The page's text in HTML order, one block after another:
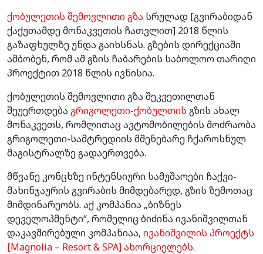
ქობულეთის შემოვლითი გზა სრულად [გვირაბიდან
ქაქუთამდე მონაკვეთის ჩათვლით] 2018 წლის
გაზაფხულზე უნდა გაიხსნას. გზების დირექციაში
ამბობენ, რომ ამ გზის ჩაბარების საბოლოო თარიღი
პროექტით 2018 წლის ივნისია.
ქობულეთის შემოვლითი გზა შეკვეთილთან
შეუერთდება გრიგოლეთი-ქობულთის გზის ახალ
მონაკვეთს, რომლითაც ავტომობილების მოძრაობა
გრიგოლეთი-სამტრედიის მშენებარე ჩქაროსნულ
მაგისტრალზე გადაერთვება.
მწვანე კონცხზე ინტენსიური სამუშაოები ჩაქვი-
მახინჯაურის გვირაბის მიმდებარედ, გზის ზემოთაც
მიმდინარეობს. აქ კომპანია „ბიზნეს
დეველოპმენტი“, რომელიც ბიძინა ივანიშვილთან
დაკავშირებული კომპანიაა, ივანიშვილის პროექტს
[Magnolia – Resort & SPA] ახორციელებს.